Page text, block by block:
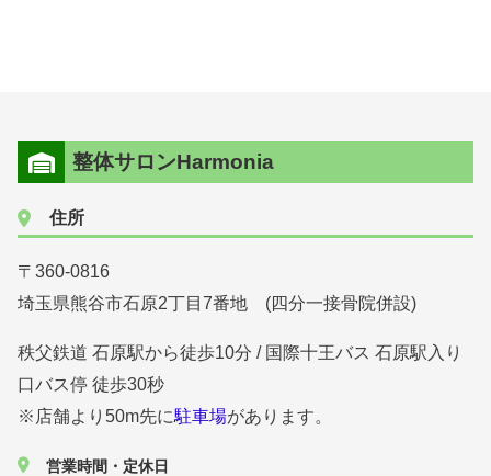
整体サロンHarmonia
住所
〒360-0816
埼玉県熊谷市石原2丁目7番地 (四分一接骨院併設)
秩父鉄道 石原駅から徒歩10分 / 国際十王バス 石原駅入り
口バス停 徒歩30秒
※店舗より50m先に駐車場があります。
営業時間・定休日